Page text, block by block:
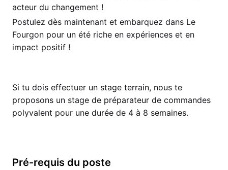
acteur du changement !
Postulez dès maintenant et embarquez dans Le
Fourgon pour un été riche en expériences et en
impact positif !
Si tu dois effectuer un stage terrain, nous te
proposons un stage de préparateur de commandes
polyvalent pour une durée de 4 à 8 semaines.
Pré-requis du poste